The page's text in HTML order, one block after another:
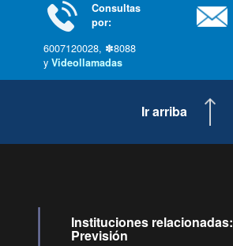
Consultas
por:
6007120028, ✽8088
y Videollamadas
Ir arriba
Instituciones relacionadas:
Previsión